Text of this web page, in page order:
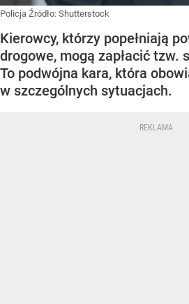
Policja Źródło: Shutterstock
Kierowcy, którzy popełniają
drogowe, mogą zapłacić tzw.
To podwójna kara, która
w szczególnych sytuacjach.